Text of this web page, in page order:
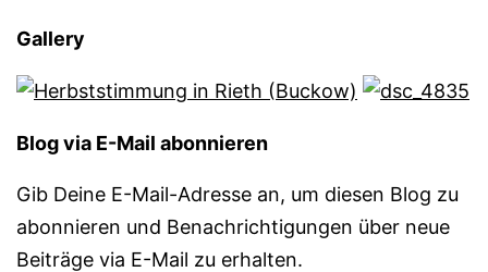
Gallery
Blog via E-Mail abonnieren
Gib Deine E-Mail-Adresse an, um diesen Blog zu
abonnieren und Benachrichtigungen über neue
Beiträge via E-Mail zu erhalten.